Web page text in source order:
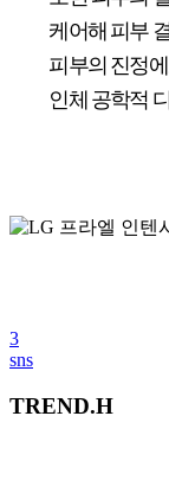
케어해 피부
피부의 진정
인체 공학적
3
sns
TREND.H